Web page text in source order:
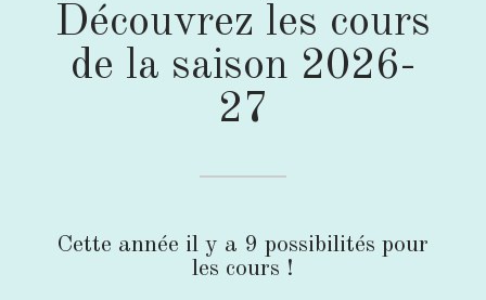
Découvrez les cours
de la saison 2026-
27
Cette année il y a 9 possibilités pour
les cours !